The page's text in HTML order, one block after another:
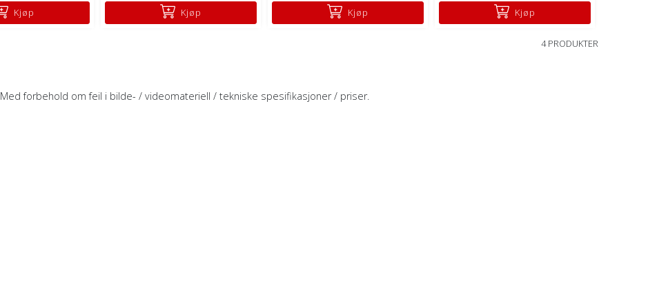
Kjøp Kjøp Kjøp Kjøp
4 PRODUKTER
Med forbehold om feil i bilde- / videomateriell / tekniske spesifikasjoner / priser.